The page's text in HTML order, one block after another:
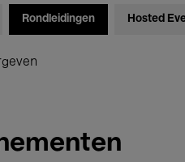
Rondleidingen Hosted